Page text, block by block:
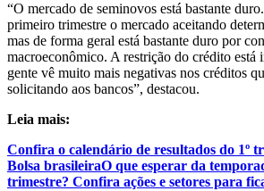
“O mercado de seminovos está bastante
primeiro trimestre o mercado aceitando
mas de forma geral está bastante duro por
macroeconômico. A restrição do crédito está
gente vê muito mais negativas nos créditos
solicitando aos bancos”, destacou.
Leia mais:
Confira o calendário de resultados do 1º
Bolsa brasileiraO que esperar da
trimestre? Confira ações e setores para